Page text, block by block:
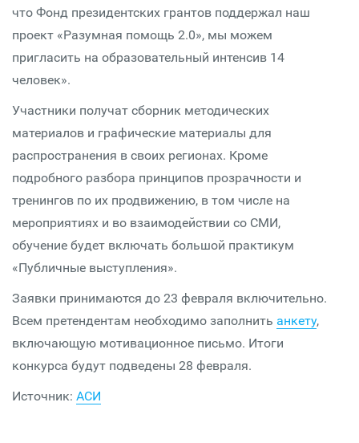
что Фонд президентских грантов поддержал наш
проект «Разумная помощь 2.0», мы можем
пригласить на образовательный интенсив 14
человек».
Участники получат сборник методических
материалов и графические материалы для
распространения в своих регионах. Кроме
подробного разбора принципов прозрачности и
тренингов по их продвижению, в том числе на
мероприятиях и во взаимодействии со СМИ,
обучение будет включать большой практикум
«Публичные выступления».
Заявки принимаются до 23 февраля включительно.
Всем претендентам необходимо заполнить анкету,
включающую мотивационное письмо. Итоги
конкурса будут подведены 28 февраля.
Источник: АСИ